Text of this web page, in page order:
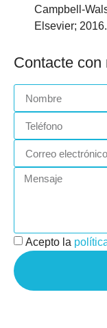
Campbell-
Elsevier;
Contacte con
Acepto la